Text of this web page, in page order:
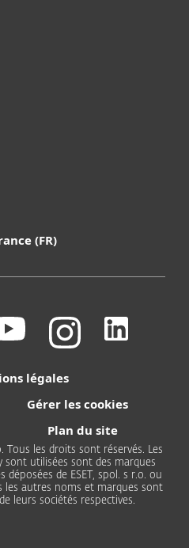
(FR)
légales
Gérer les cookies
Plan du site
Tous les droits sont réservés. Les
sont utilisées sont des marques
déposées de ESET, spol. s r.o. ou
les autres noms et marques sont
leurs sociétés respectives.